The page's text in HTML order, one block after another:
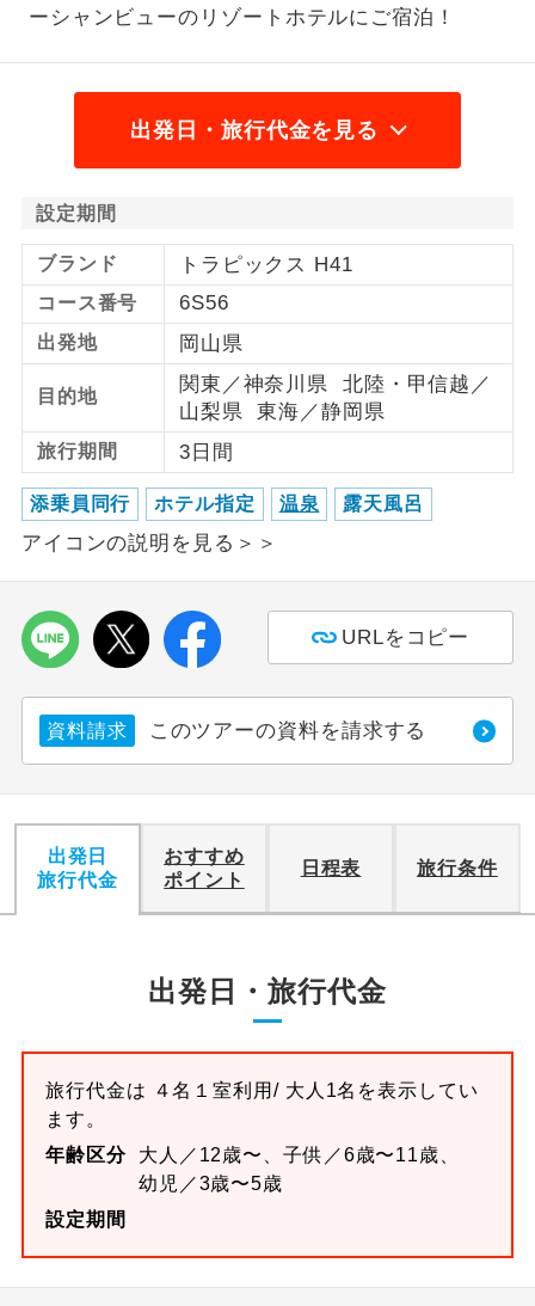
ーシャンビューのリゾートホテルにご宿泊！
出発日・旅行代金を見る
設定期間
ブランド トラピックス H41
コース番号 6S56
出発地 岡山県
目的地
関東／神奈川県 北陸・甲信越／
山梨県 東海／静岡県
旅行期間 3日間
添乗員同行 ホテル指定 温泉 露天風呂
アイコンの説明を見る＞＞
URLをコピー
資料請求 このツアーの資料を請求する
出発日
旅行代金
おすすめ
ポイント
日程表 旅行条件
出発日・旅行代金
旅行代金は ４名１室利用/ 大人1名を表示してい
ます。
年齢区分
大人／12歳〜、子供／6歳〜11歳、
幼児／3歳〜5歳
設定期間
2名様から出発可能な個人型プランで
スです。
金
ご夫婦限定
ご夫婦限定でご参加いただけるコースで
す。
女性限定
女性限定でご参加いただけるコースで
す。
年齢制限あり
ご参加にあたり年齢に制限があるコース
です。
航空会社指定
利用航空会社が指定なので、ご出発の計
画にとても便利です。
ホテル指定
おひとり様バ
ス2席利用
おひとり様でバス席を2席利⽤できま